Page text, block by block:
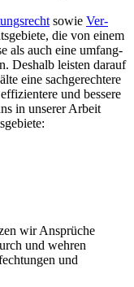
sowie Ver­
die von einem
als auch eine umfang­
Deshalb leisten darauf
eine sach­gerechtere
und bessere
in unserer Arbeit
wir Ansprüche
und wehren
und